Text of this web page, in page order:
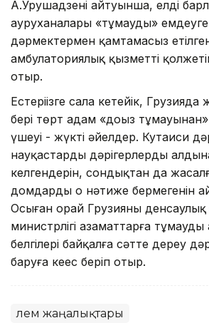
А.Урушадзенің айтуынша, елдің
ауруханалары «тұмауды» емдеуге
дәрмектермен қамтамасыз
амбулаториялық қызметтің
отыр.
Естеріңізге сала кетейік,
бері төрт адам «доңыз
үшеуі - жүкті әйелдер. Кутаиси
науқастардың дәрігерлердың
келгендерін, сондықтан да
домдардың оң нәтиже бермегенін
Осыған орай Грузияның денсаулық
министрлігі азаматтарға
белгілері байқалға сәтте дереу
баруға кеңес беріп отыр.
Әлем жаңалықтары